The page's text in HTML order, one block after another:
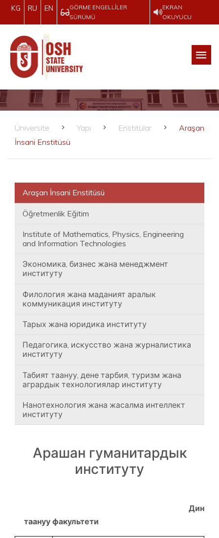
KG RU EN
GÖRME ENGELLILER
SÜRÜMÜ
EKRAN
OKUYUCU
Üniversite Yapı Enstitülar
Araşan
İnsani Enstitüsü
Araşan İnsani Enstitüsü
Öğretmenlik Eğitim
Institute of Mathematics, Physics, Engineering
and Information Technologies
Экономика, бизнес жана менеджмент
институту
Филология жана маданият аралык
коммуникация институту
Тарых жана юридика институту
Педагогика, искусство жана журналистика
институту
Табият таануу, дене тарбия, туризм жана
агрардык технологиялар институту
Нанотехнология жана жасалма интеллект
институту
Арашан гуманитардык
институту
Дин
таануу факультети